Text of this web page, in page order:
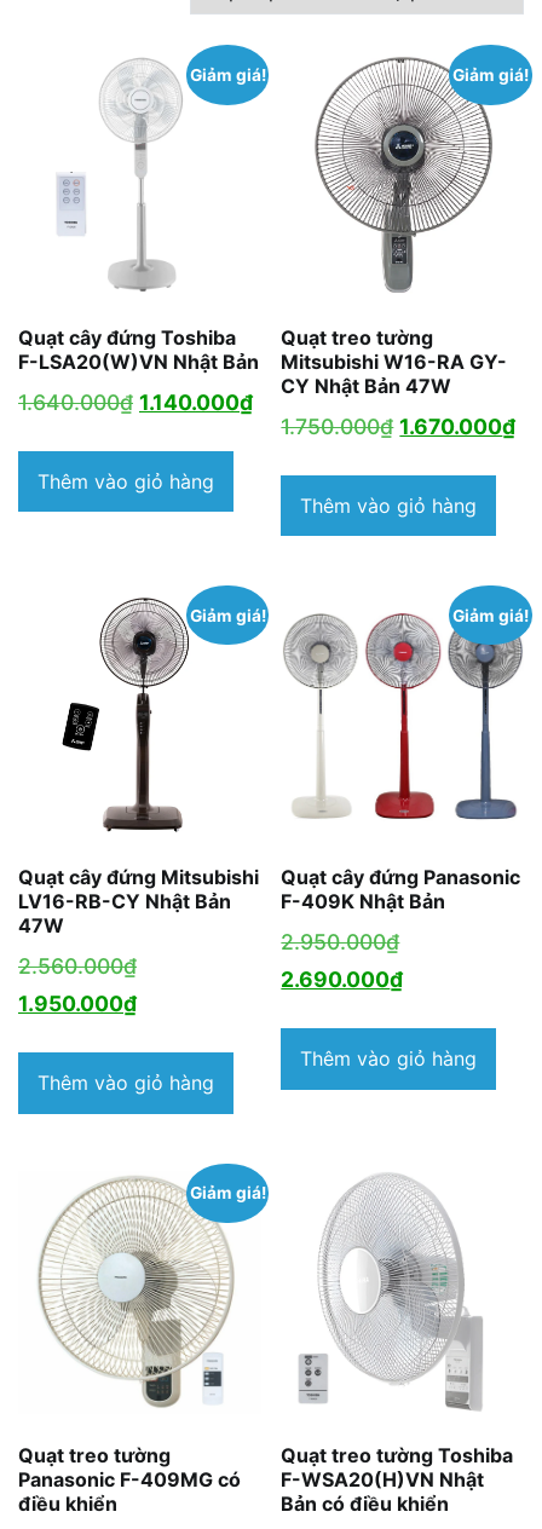
theo
mức
độ
Giảm giá!
Quạt cây đứng Toshiba
F-LSA20(W)VN Nhật Bản
1.640.000₫ Giá
là:
1.640.000₫.
1.140.000₫Giá
hiện
Thêm vào giỏ hàng
Giảm giá!
Quạt treo tường
Mitsubishi W16-RA GY-
CY Nhật Bản 47W
1.750.000₫ Giá
là:
1.750.000₫.
1.670.000₫
Thêm vào giỏ hàng
Giảm giá!
Quạt cây đứng Mitsubishi
LV16-RB-CY Nhật Bản
47W
2.560.000₫Giá
gốc
2.560.000₫.
1.950.000₫Giá
tại
là:
Thêm vào giỏ hàng
Giảm giá!
Quạt cây đứng Panasonic
F-409K Nhật Bản
2.950.000₫Giá
gốc
2.950.000₫.
2.690.000₫Giá
tại
là:
Thêm vào giỏ hàng
Giảm giá!
Quạt treo tường
Panasonic F-409MG có
điều khiển
Quạt treo tường Toshiba
F-WSA20(H)VN Nhật
Bản có điều khiển